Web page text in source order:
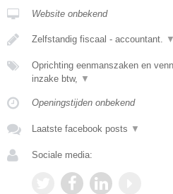
Website onbekend
Zelfstandig fiscaal - accountant. ▼
Oprichting eenmanszaken en
inzake btw, ▼
Openingstijden onbekend
Laatste facebook posts ▼
Sociale media: